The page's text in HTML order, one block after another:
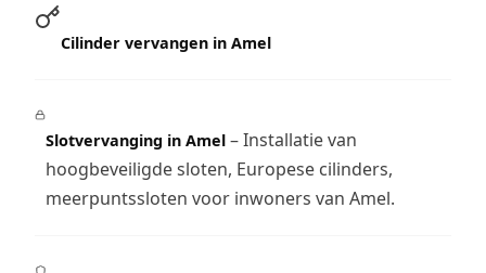
Cilinder vervangen in Amel
Slotvervanging in Amel– Installatie van
hoogbeveiligde sloten, Europese cilinders,
meerpuntssloten voor inwoners van Amel.